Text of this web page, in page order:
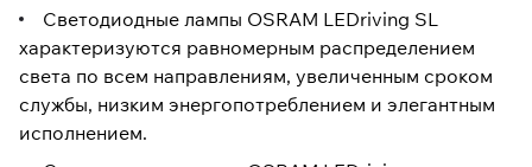
Светодиодные лампы OSRAM LEDriving SL
характеризуются равномерным распределением
света по всем направлениям, увеличенным сроком
службы, низким энергопотреблением и элегантным
исполнением.